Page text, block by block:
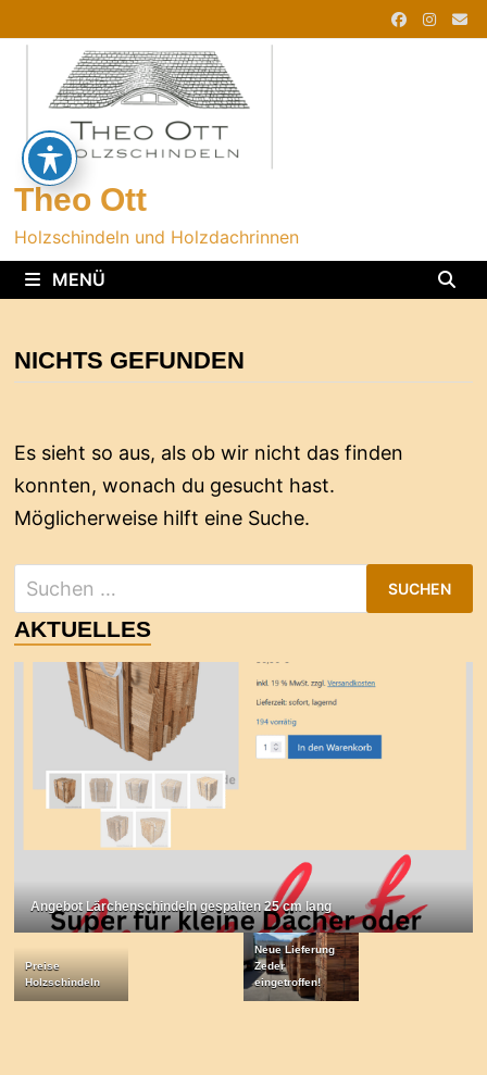
zum
Theo Ott
Holzschindeln und Holzdachrinnen
MENÜ
NICHTS GEFUNDEN
Es sieht so aus, als ob wir nicht das finden
konnten, wonach du gesucht hast.
Möglicherweise hilft eine Suche.
Suchen
nach:
AKTUELLES
Angebot Lärchenschindeln gespalten 25 cm lang
Preise
Holzschindeln
Neue Lieferung
Zeder
eingetroffen!